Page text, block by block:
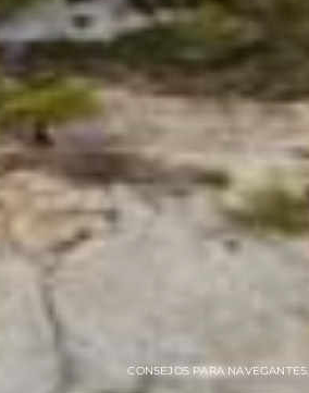
CONSEJOS PARA NAVEGANTES